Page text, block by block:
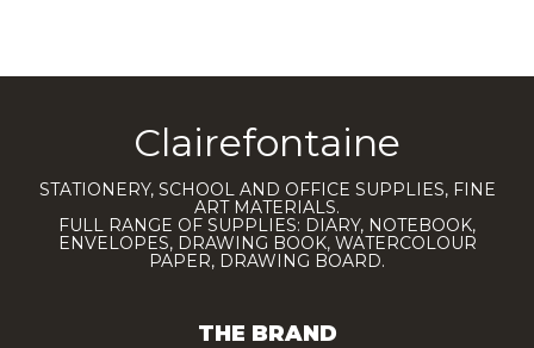
Clairefontaine
STATIONERY, SCHOOL AND OFFICE SUPPLIES, FINE
ART MATERIALS.
FULL RANGE OF SUPPLIES: DIARY, NOTEBOOK,
ENVELOPES, DRAWING BOOK, WATERCOLOUR
PAPER, DRAWING BOARD.
THE BRAND